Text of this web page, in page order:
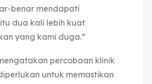
benar mendapati
dua kali lebih kuat
yang kami duga.”
percobaan klinik
untuk memastikan